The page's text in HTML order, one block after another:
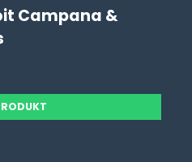
Campana &